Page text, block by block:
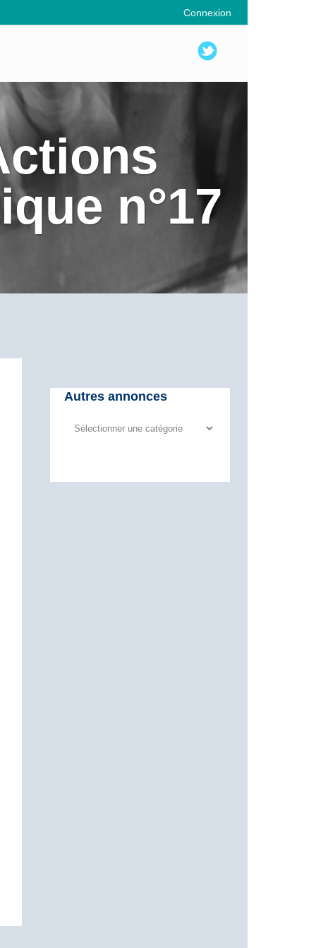
Connexion
n°17
Autres annonces
Autres